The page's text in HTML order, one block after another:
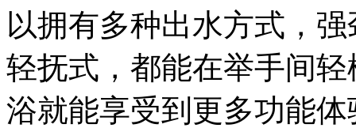
以拥有多种出水方式，
轻抚式，都能在举手间
浴就能享受到更多功能体